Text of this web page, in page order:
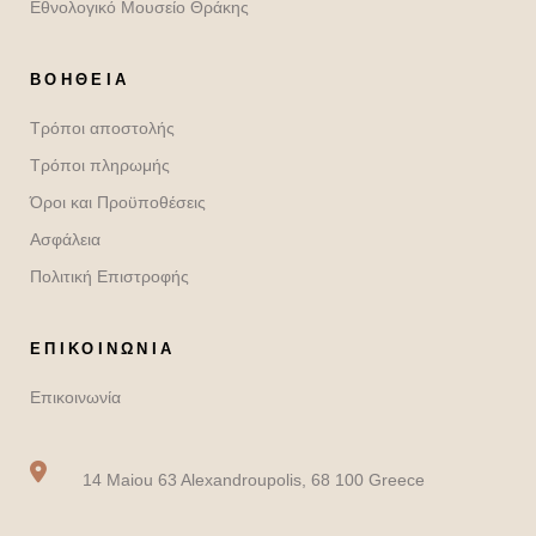
Εθνολογικό Μουσείο Θράκης
ΒΟΉΘΕΙΑ
Τρόποι αποστολής
Τρόποι πληρωμής
Όροι και Προϋποθέσεις
Ασφάλεια
Πολιτική Επιστροφής
ΕΠΙΚΟΙΝΩΝΙΑ
Επικοινωνία
14 Maiou 63 Alexandroupolis, 68 100 Greece